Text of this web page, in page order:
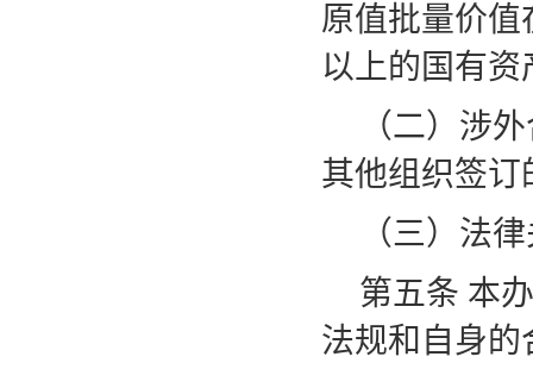
原值批量价值
以上的国有
（二）涉
其他组织签订
（三）法
第五条 本
法规和自身